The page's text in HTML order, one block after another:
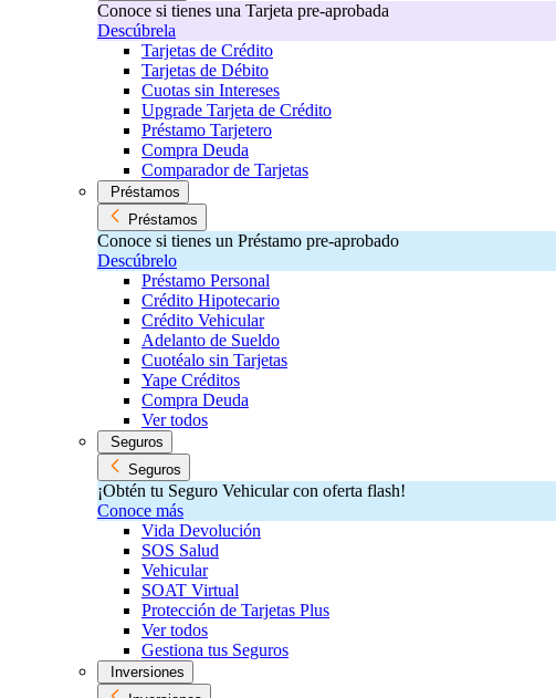
Conoce si tienes una Tarjeta pre-aprobada
Descúbrela
Tarjetas de Crédito
Tarjetas de Débito
Cuotas sin Intereses
Upgrade Tarjeta de Crédito
Préstamo Tarjetero
Compra Deuda
Comparador de Tarjetas
Préstamos
Préstamos
Conoce si tienes un Préstamo pre-aprobado
Descúbrelo
Préstamo Personal
Crédito Hipotecario
Crédito Vehicular
Adelanto de Sueldo
Cuotéalo sin Tarjetas
Yape Créditos
Compra Deuda
Ver todos
Seguros
Seguros
¡Obtén tu Seguro Vehicular con oferta flash!
Conoce más
Vida Devolución
SOS Salud
Vehicular
SOAT Virtual
Protección de Tarjetas Plus
Ver todos
Gestiona tus Seguros
Inversiones